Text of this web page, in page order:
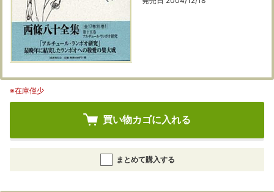
※在庫僅少
買い物カゴに入れる
まとめて購入する